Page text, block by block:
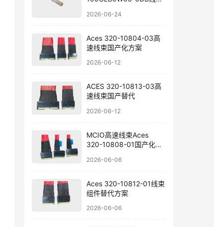
2026-06-24
Aces 320-10804-03高
速线束国产化方案
2026-06-12
ACES 320-10813-03高
速线束国产替代
2026-06-12
MCIO高速线束Aces
320-10808-01国产化选
2026-06-06
Aces 320-10812-01线束
组件替代方案
2026-06-06